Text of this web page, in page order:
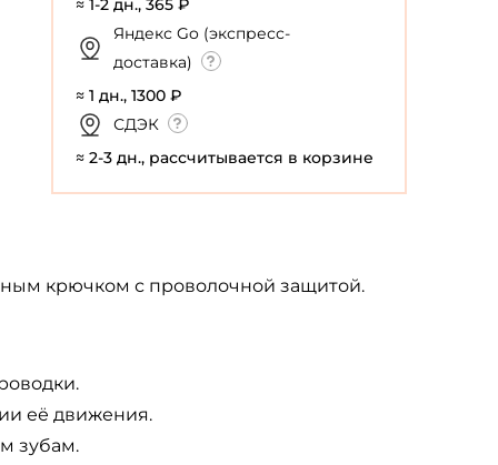
≈ 1-2 дн., 365 ₽
Яндекс Go (экспресс-
доставка)
≈ 1 дн., 1300 ₽
СДЭК
≈ 2-3 дн., рассчитывается в корзине
крючком с проволочной защитой.
её движения.
зубам.